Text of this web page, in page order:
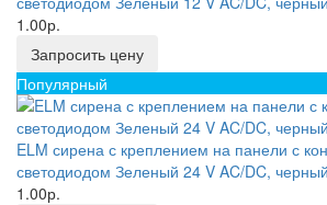
1.00р.
Запросить цену
Популярный
ELM сирена с креплением на панели с
светодиодом Зеленый 24 V AC/DC, черный
1.00р.